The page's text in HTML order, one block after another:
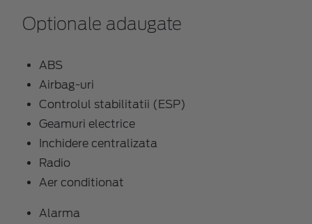
Optionale adaugate
ABS
Airbag-uri
Controlul stabilitatii (ESP)
Geamuri electrice
Inchidere centralizata
Radio
Aer conditionat
Alarma